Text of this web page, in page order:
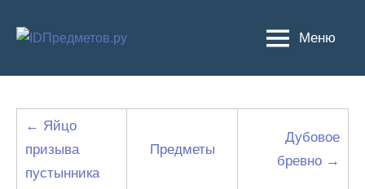
Меню
← Яйцо
призыва
пустынника
Предметы
Дубовое
бревно →